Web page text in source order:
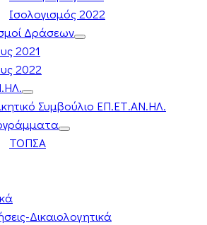
Ισολογισμός 2022
Δράσεων
2021
2022
Συμβούλιο ΕΠ.ΕΤ.ΑΝ.ΗΛ.
ΤΟΠΣΑ
Δικαιολογητικά